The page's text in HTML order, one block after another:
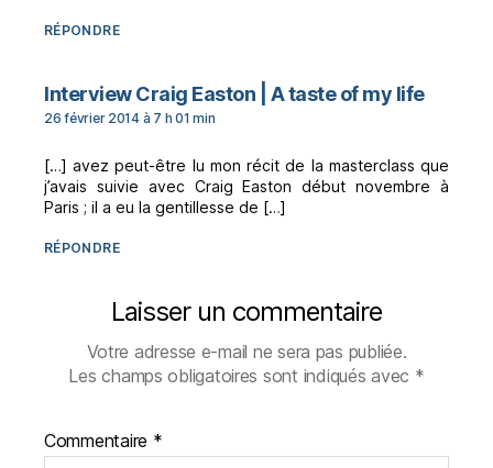
RÉPONDRE
Interview Craig Easton | A taste of my lifedit :
26 février 2014 à 7 h 01 min
[…] avez peut-être lu mon récit de la masterclass que
j’avais suivie avec Craig Easton début novembre à
Paris ; il a eu la gentillesse de […]
RÉPONDRE
Laisser un commentaire
Votre adresse e-mail ne sera pas publiée.
Les champs obligatoires sont indiqués avec *
Commentaire *